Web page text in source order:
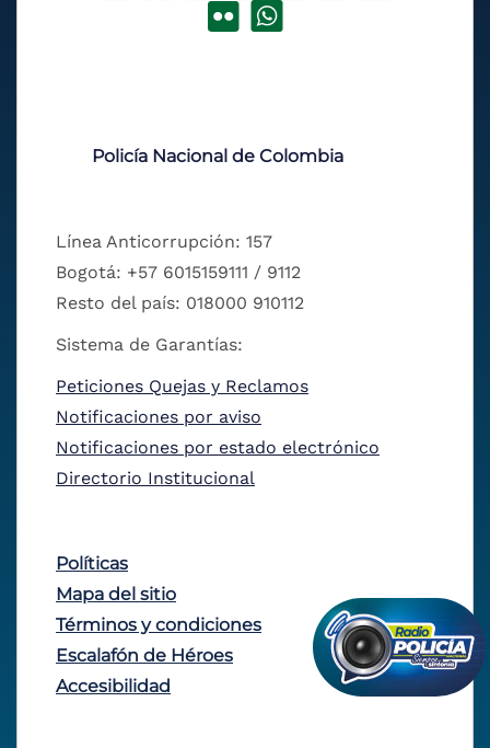
Policía Nacional de Colombia
Línea Anticorrupción: 157
Bogotá: +57 6015159111 / 9112
Resto del país: 018000 910112
Sistema de Garantías:
Peticiones Quejas y Reclamos
Notificaciones por aviso
Notificaciones por estado electrónico
Directorio Institucional
Políticas
Mapa del sitio
Términos y condiciones
Escalafón de Héroes
Accesibilidad